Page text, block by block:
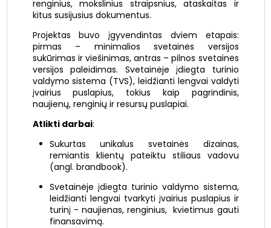
renginius, mokslinius straipsnius, ataskaitas ir
kitus susijusius dokumentus.
Projektas buvo įgyvendintas dviem etapais:
pirmas – minimalios svetainės versijos
sukūrimas ir viešinimas, antras – pilnos svetainės
versijos paleidimas. Svetainėje įdiegta turinio
valdymo sistema (TVS), leidžianti lengvai valdyti
įvairius puslapius, tokius kaip pagrindinis,
naujienų, renginių ir resursų puslapiai.
Atlikti darbai:
Sukurtas unikalus svetainės dizainas,
remiantis klientų pateiktu stiliaus vadovu
(angl. brandbook).
Svetainėje įdiegta turinio valdymo sistema,
leidžianti lengvai tvarkyti įvairius puslapius ir
turinį - naujienas, renginius, kvietimus gauti
finansavimą.